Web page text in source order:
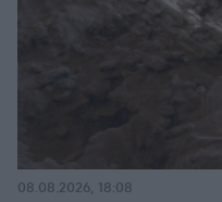
08.08.2026, 18:08